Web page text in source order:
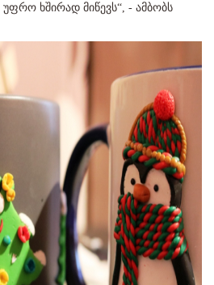
უფრო ხშირად მიწევს“, - ამბობს